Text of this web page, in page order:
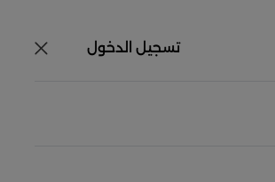
تسجيل الدخول